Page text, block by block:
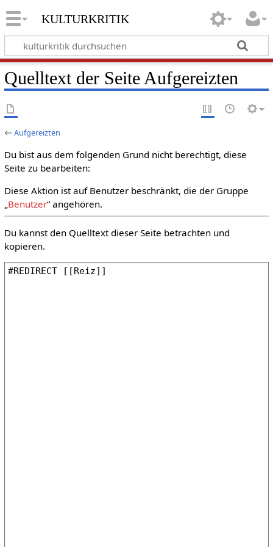
kulturkritik
Quelltext der Seite Aufgereizten
←Aufgereizten
Du bist aus dem folgenden Grund nicht berechtigt, diese
Seite zu bearbeiten:
Diese Aktion ist auf Benutzer beschränkt, die der Gruppe
„Benutzer“ angehören.
Du kannst den Quelltext dieser Seite betrachten und
kopieren.